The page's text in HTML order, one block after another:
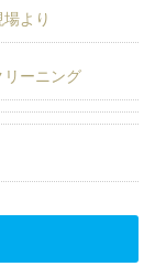
より
ーニング